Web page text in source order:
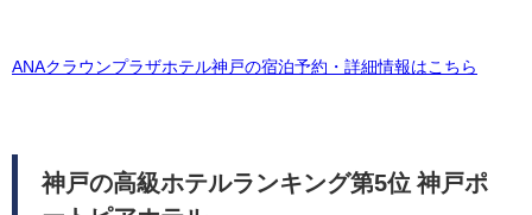
ANAクラウンプラザホテル神戸の宿泊予約・詳細情報はこちら
神戸の高級ホテルランキング第5位 神戸ポ